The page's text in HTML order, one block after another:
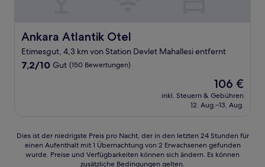
Ankara Atlantik Otel
Ankara Atlantik Otel
Etimesgut, 4,3 km von Station Devlet Mahallesi entfernt
7.2
7,2/10 Gut (150 Bewertungen)
Der
Preis
beträgt
106 €
inkl. Steuern & Gebühren
12. Aug.–13. Aug.
Dies
der
Dies ist der niedrigste Preis pro Nacht, der in den letzten 24 Stunden für
einen Aufenthalt mit 1 Übernachtung von 2 Erwachsenen gefunden
wurde. Preise und Verfügbarkeiten können sich ändern. Es können
zusätzliche Bedingungen gelten.